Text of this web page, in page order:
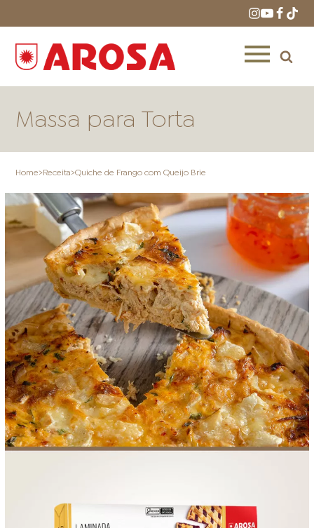
ONDE COMPRAR LOJAS AROSA
DISTRIBUIDORES E
REPRESENTANTES
FOOD SERVICE EMPRESA AGENDA DE CURSOS
INVERNO SAC ACESSO PARA PARCEIROS
Massa para Torta
Home>Receita>Quiche de Frango com Queijo Brie